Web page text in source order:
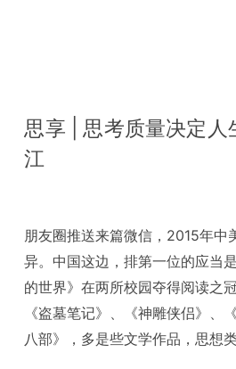
思享 | 思考质量决定人
江
朋友圈推送来篇微信，2015年中
异。中国这边，排第一位的应当
的世界》在两所校园夺得阅读之
《盗墓笔记》、《神雕侠侣》、
八部》，多是些文学作品，思想